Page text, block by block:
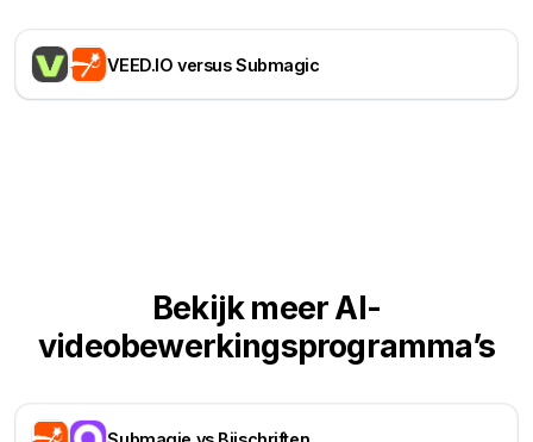
VEED.IO versus Submagic
Bekijk meer AI-
videobewerkingsprogramma’s